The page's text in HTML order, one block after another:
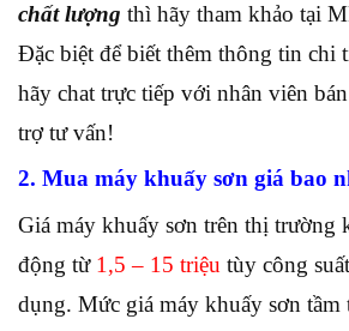
chất lượng thì hãy tham khảo tại
Đặc biệt để biết thêm thông tin chi
hãy chat trực tiếp với nhân viên
trợ tư vấn!
2. Mua máy khuấy sơn giá bao
Giá máy khuấy sơn trên thị trường
động từ 1,5 – 15 triệu tùy công
dụng. Mức giá máy khuấy sơn tầm